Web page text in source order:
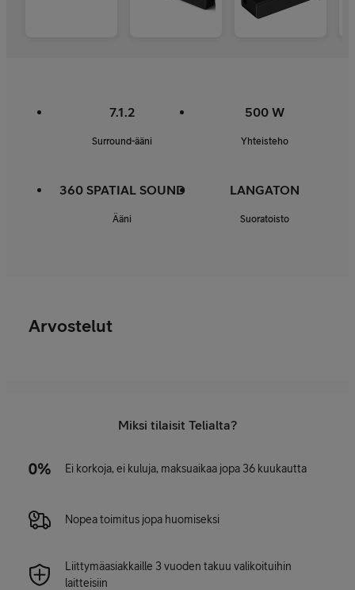
7.1.2
Surround-ääni
500 W
Yhteisteho
360 SPATIAL SOUND
Ääni
LANGATON
Suoratoisto
Arvostelut
Miksi tilaisit Telialta?
Ei korkoja, ei kuluja, maksuaikaa jopa 36 kuukautta
Nopea toimitus jopa huomiseksi
Liittymäasiakkaille 3 vuoden takuu valikoituihin
laitteisiin